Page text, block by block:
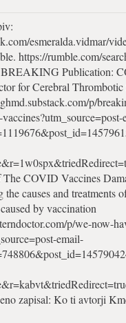
esmeralda.vidmar/
https://rumble.com/
BREAKING Publication:
for Cerebral Thrombotic
p/
COVID Vaccines
causes and treatments
by vaccination
p/we-now-
email-
zapisal: Ko ti avtorji